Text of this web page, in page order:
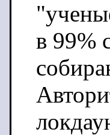
в 99%